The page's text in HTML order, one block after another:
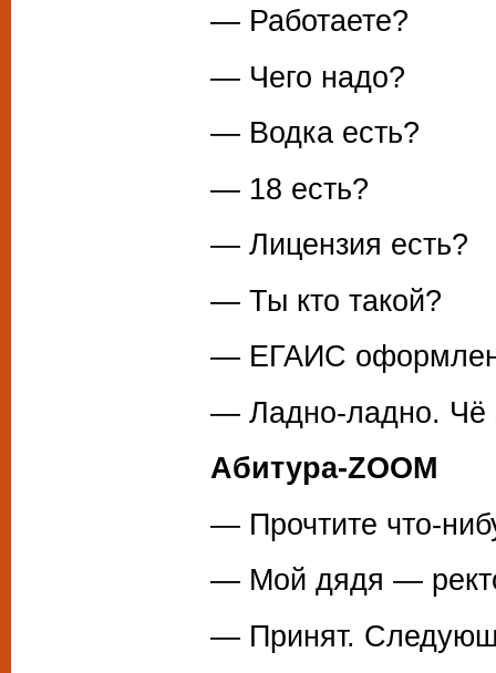
— Работаете?
— Чего надо?
— Водка есть?
— 18 есть?
— Лицензия есть?
— Ты кто такой?
— ЕГАИС оформлен,
— Ладно-ладно. Чё
Абитура-ZOOM
— Прочтите что-
— Мой дядя —
— Принят.